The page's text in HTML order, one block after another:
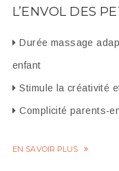
L’ENVOL DES
Durée massage
enfant
Stimule la créativité
Complicité parents-
EN SAVOIR PLUS